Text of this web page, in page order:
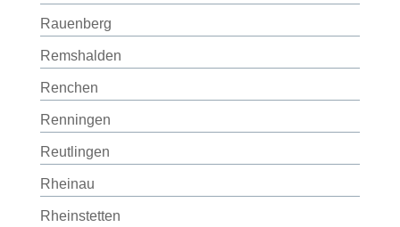
Rauenberg
Remshalden
Renchen
Renningen
Reutlingen
Rheinau
Rheinstetten